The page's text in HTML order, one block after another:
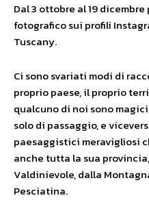
Dal 3 ottobre al 19
fotografico sui profili
Tuscany.
Ci sono svariati modi di
proprio paese, il proprio
qualcuno di noi sono
solo di passaggio, e
paesaggistici meravigliosi
anche tutta la sua
Valdinievole, dalla
Pesciatina.